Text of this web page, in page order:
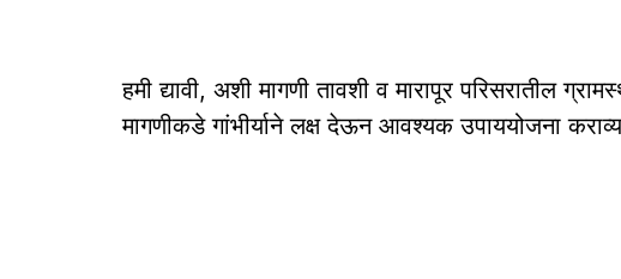
हमी द्यावी, अशी मागणी तावशी व मारापूर परिसरातील
मागणीकडे गांभीर्याने लक्ष देऊन आवश्यक उपाययोजना